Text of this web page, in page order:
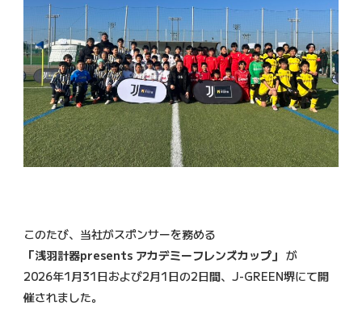
このたび、当社がスポンサーを務める
「浅羽計器presents アカデミーフレンズカップ」 が
2026年1月31日および2月1日の2日間、J-GREEN堺にて開
催されました。